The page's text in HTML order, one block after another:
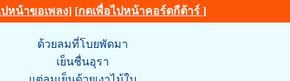
หน้าขอเพลง] [กดเพื่อไปหน้าคอร์ดกีต้าร์ ]
ด้วยลมที่โบยพัดมา
เย็นชื่นอุรา